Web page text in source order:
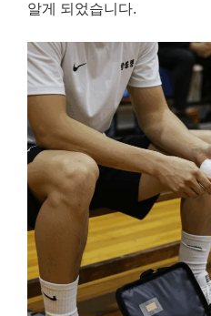
알게 되었습니다.